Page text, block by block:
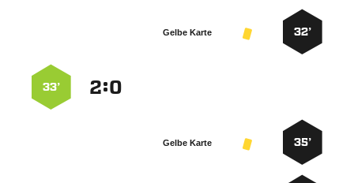
32’
Gelbe Karte
:
33’
35’
Gelbe Karte